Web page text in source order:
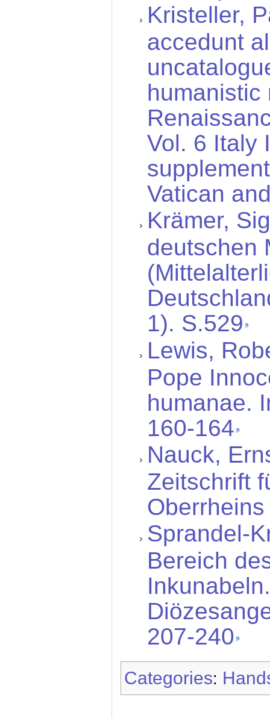
Kristeller,
accedunt
humanistic
Vol. 6 Italy
Vatican
Krämer,
deutschen
1). S.529
Lewis,
Pope
humanae.
160-164
Nauck,
Zeitschrift
Sprandel-
Bereich
207-240
Categories: